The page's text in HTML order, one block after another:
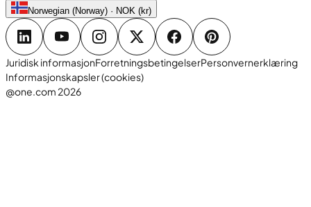
Norwegian (Norway) · NOK (kr)
Juridisk informasjonForretningsbetingelserPersonvernerklæring
Informasjonskapsler (cookies)
@one.com 2026